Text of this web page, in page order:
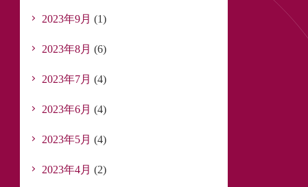
2023年9月 (1)
2023年8月 (6)
2023年7月 (4)
2023年6月 (4)
2023年5月 (4)
2023年4月 (2)